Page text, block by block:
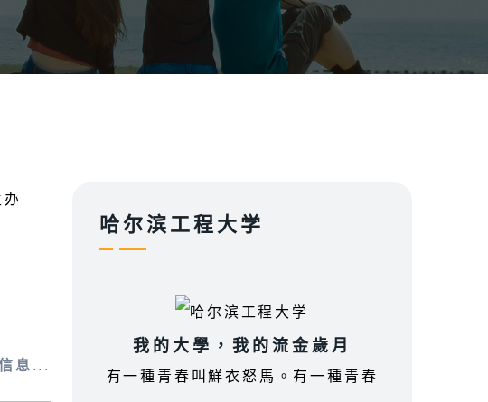
息 ...
哈尔滨工程大学
我的大學，我的流金歲月
有一種青春叫鮮衣怒馬。有一種青春